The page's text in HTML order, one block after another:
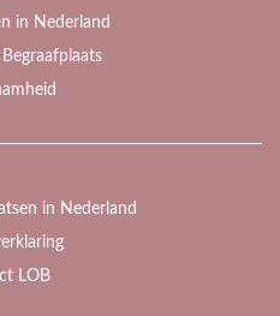
in Nederland
in Nederland
LOB